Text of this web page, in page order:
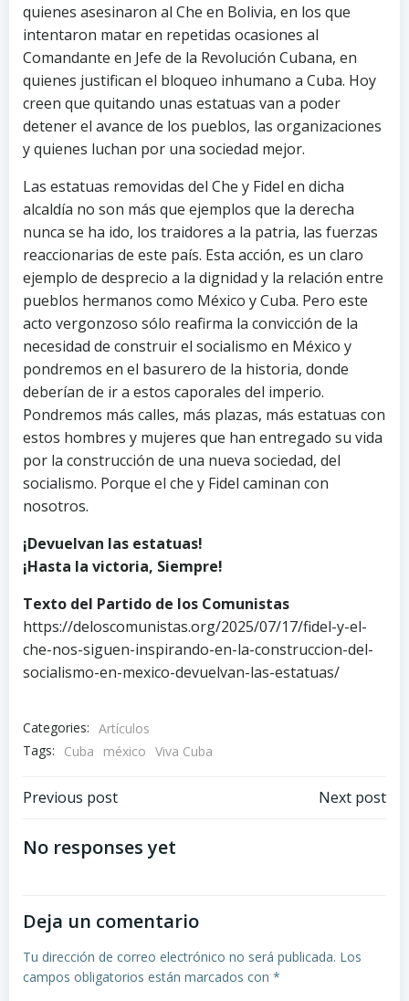
quienes asesinaron al Che en Bolivia, en los que
intentaron matar en repetidas ocasiones al
Comandante en Jefe de la Revolución Cubana, en
quienes justifican el bloqueo inhumano a Cuba. Hoy
creen que quitando unas estatuas van a poder
detener el avance de los pueblos, las organizaciones
y quienes luchan por una sociedad mejor.
Las estatuas removidas del Che y Fidel en dicha
alcaldía no son más que ejemplos que la derecha
nunca se ha ido, los traidores a la patria, las fuerzas
reaccionarias de este país. Esta acción, es un claro
ejemplo de desprecio a la dignidad y la relación entre
pueblos hermanos como México y Cuba. Pero este
acto vergonzoso sólo reafirma la convicción de la
necesidad de construir el socialismo en México y
pondremos en el basurero de la historia, donde
deberían de ir a estos caporales del imperio.
Pondremos más calles, más plazas, más estatuas con
estos hombres y mujeres que han entregado su vida
por la construcción de una nueva sociedad, del
socialismo. Porque el che y Fidel caminan con
nosotros.
¡Devuelvan las estatuas!
¡Hasta la victoria, Siempre!
Texto del Partido de los Comunistas
https://deloscomunistas.org/2025/07/17/fidel-y-el-
che-nos-siguen-inspirando-en-la-construccion-del-
socialismo-en-mexico-devuelvan-las-estatuas/
Categories: Artículos
Tags:
Cuba méxico Viva Cuba
Navegación
de
Previous post
Navegación
Next post
No responses yet
Deja un comentario
Tu dirección de correo electrónico no será publicada. Los
campos obligatorios están marcados con *